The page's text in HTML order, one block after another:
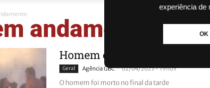
experiência de
OK
andamento
Homem é morto a tiros dentro
Geral Agência GBC - 02/04/2023 - 19h05
O homem foi morto no final da tarde